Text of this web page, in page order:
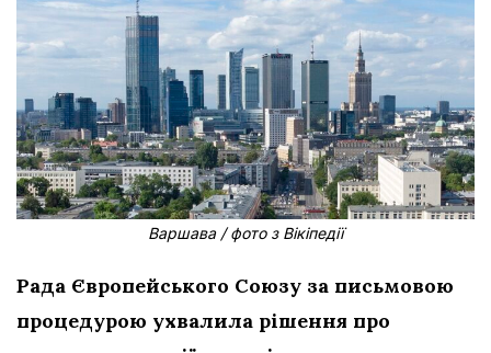
Варшава / фото з Вікіпедії
Рада Європейського Союзу за письмовою
процедурою ухвалила рішення про